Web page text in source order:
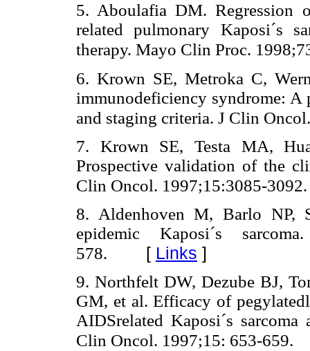
5. Aboulafia DM. Regression
related pulmonary Kaposi´s
therapy. Mayo Clin Proc.
6. Krown SE, Metroka C,
immunodeficiency syndrome: A
and staging criteria. J Clin
7. Krown SE, Testa MA,
Prospective validation of the
Clin Oncol. 1997;15:3085-3092.
8. Aldenhoven M, Barlo NP,
epidemic Kaposi´s
578. [ Links ]
9. Northfelt DW, Dezube BJ,
GM, et al. Efficacy of
AIDSrelated Kaposi´s
Clin Oncol. 1997;15: 653-659.